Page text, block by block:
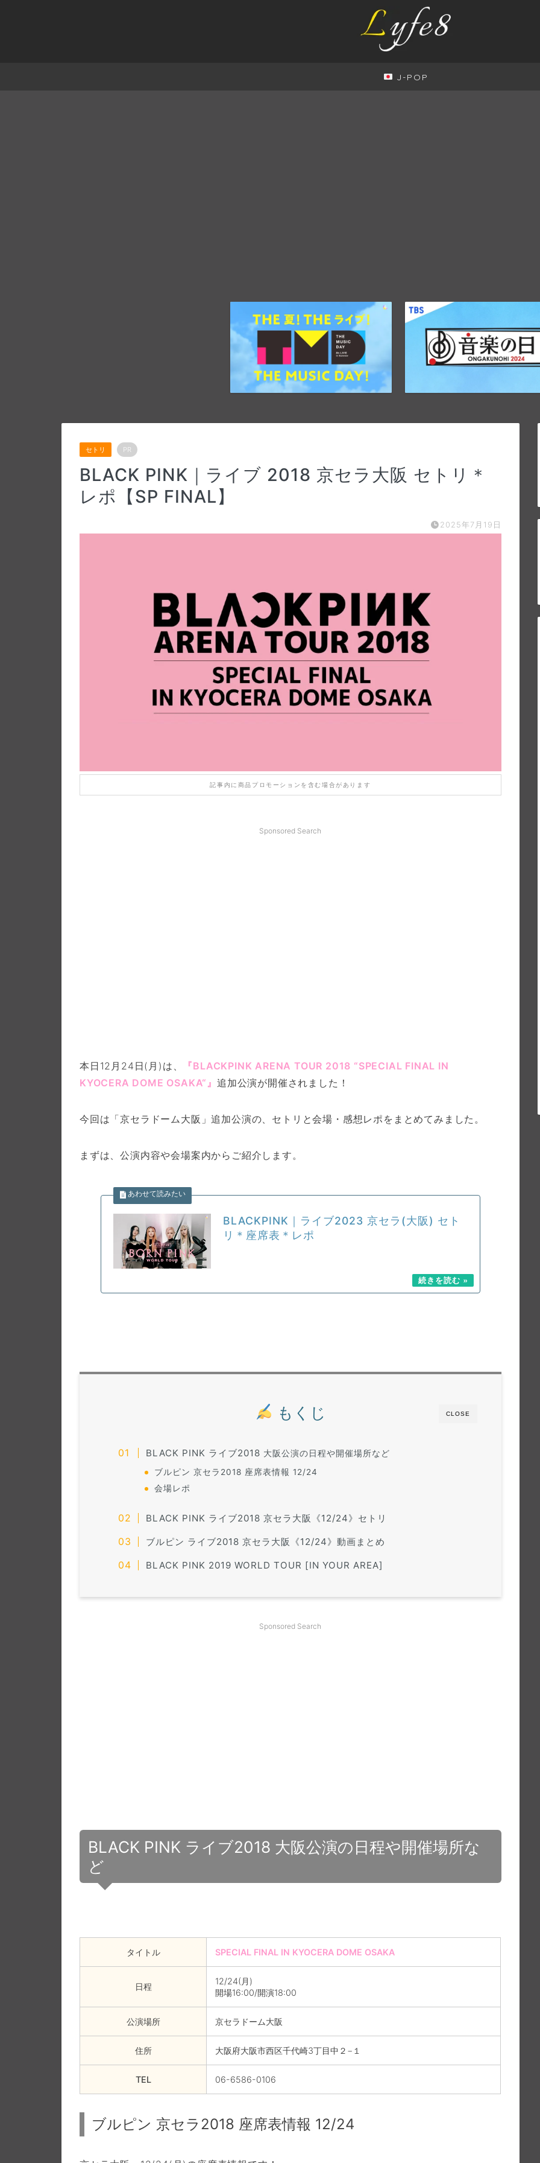
J-POP
セトリ PR
BLACK PINK｜ライブ 2018 京セラ大阪 セトリ＊
レポ【SP FINAL】
2025年7月19日
記事内に商品プロモーションを含む場合があります
Sponsored Search
本日12月24日(月)は、
『BLACKPINK ARENA TOUR 2018 “SPECIAL FINAL IN
KYOCERA DOME OSAKA“』追加公演が開催されました！
今回は「京セラドーム大阪」追加公演の、セトリと会場・感想レポをまとめてみました。
まずは、公演内容や会場案内からご紹介します。
BLACKPINK｜ライブ2023 京セラ(大阪) セト
リ＊座席表＊レポ
CLOSE
もくじ
BLACK PINK ライブ2018 大阪公演の日程や開催場所など
ブルピン 京セラ2018 座席表情報 12/24
会場レポ
BLACK PINK ライブ2018 京セラ大阪《12/24》セトリ
ブルピン ライブ2018 京セラ大阪《12/24》動画まとめ
BLACK PINK 2019 WORLD TOUR [IN YOUR AREA]
Sponsored Search
BLACK PINK ライブ2018 大阪公演の日程や開催場所な
ど
タイトル SPECIAL FINAL IN KYOCERA DOME OSAKA
日程
12/24(月)
開場16:00/開演18:00
公演場所 京セラドーム大阪
住所 大阪府大阪市西区千代崎3丁目中２−１
TEL 06-6586-0106
ブルピン 京セラ2018 座席表情報 12/24